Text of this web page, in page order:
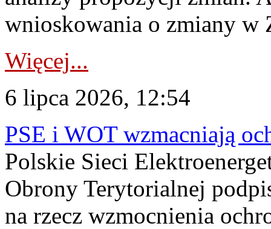
wnioskowania o zmiany w
Więcej...
6 lipca 2026, 12:54
PSE i WOT wzmacniają
Polskie Sieci
Obrony Terytorialnej
na rzecz wzmocnienia